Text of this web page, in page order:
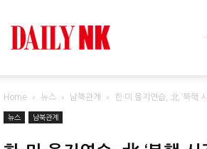
Home 뉴스 남북관계 한·미 을지연습, 北 ‘북핵
뉴스 남북관계